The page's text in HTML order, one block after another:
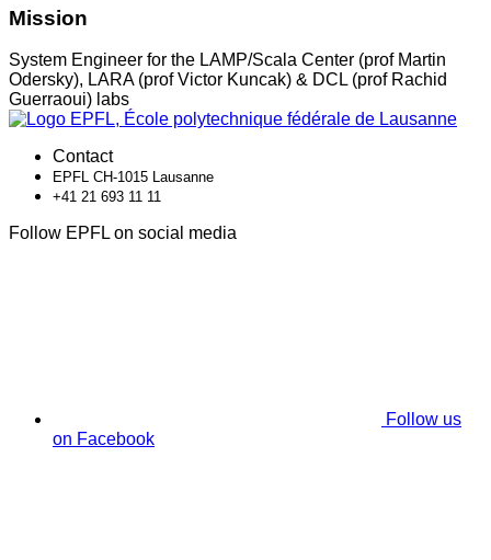
Mission
System Engineer for the LAMP/Scala Center (prof Martin
Odersky), LARA (prof Victor Kuncak) & DCL (prof Rachid
Guerraoui) labs
Contact
EPFL CH-1015 Lausanne
+41 21 693 11 11
Follow EPFL on social media
Follow us
on Facebook